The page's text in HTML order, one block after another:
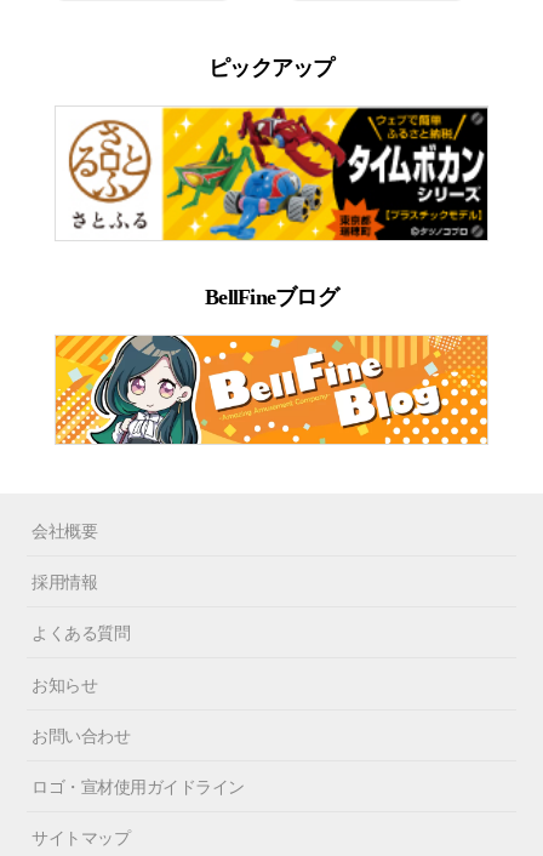
ピックアップ
BellFineブログ
会社概要
採用情報
よくある質問
お知らせ
お問い合わせ
ロゴ・宣材使用ガイドライン
サイトマップ